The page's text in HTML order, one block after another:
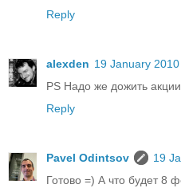
Reply
alexden 19 January
PS Надо же дожить
Reply
Pavel Odintsov
19
Готово =) А что будет 8